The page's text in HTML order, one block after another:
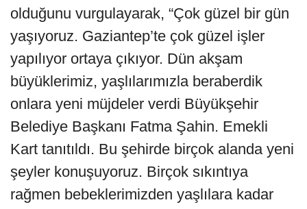
olduğunu vurgulayarak, “Çok güzel bir gün
yaşıyoruz. Gaziantep’te çok güzel işler
yapılıyor ortaya çıkıyor. Dün akşam
büyüklerimiz, yaşlılarımızla beraberdik
onlara yeni müjdeler verdi Büyükşehir
Belediye Başkanı Fatma Şahin. Emekli
Kart tanıtıldı. Bu şehirde birçok alanda yeni
şeyler konuşuyoruz. Birçok sıkıntıya
rağmen bebeklerimizden yaşlılara kadar